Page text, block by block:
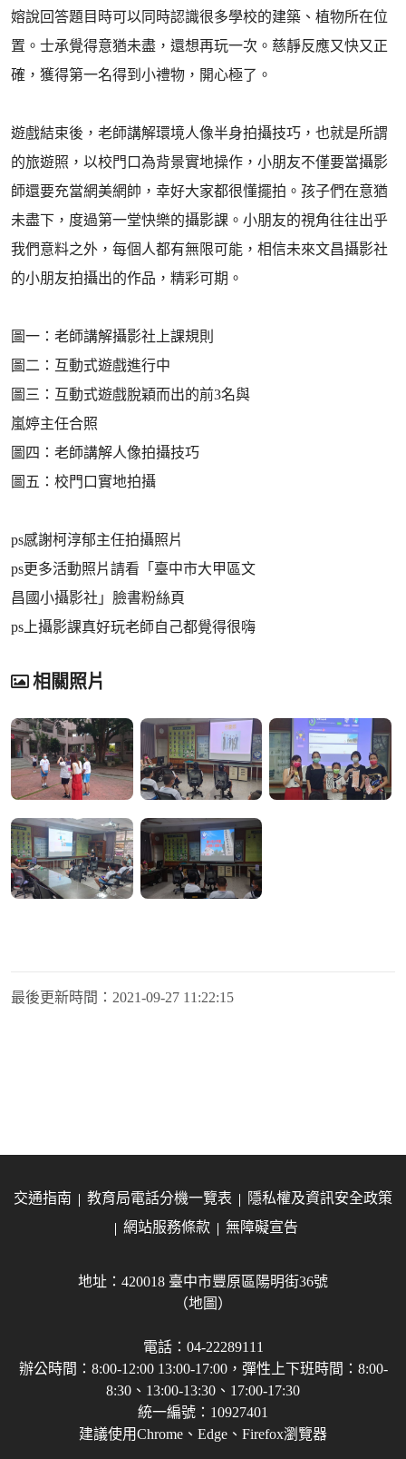
嫆說回答題目時可以同時認識很多學校的建築、植物所在位
置。士承覺得意猶未盡，還想再玩一次。慈靜反應又快又正
確，獲得第一名得到小禮物，開心極了。
遊戲結束後，老師講解環境人像半身拍攝技巧，也就是所謂
的旅遊照，以校門口為背景實地操作，小朋友不僅要當攝影
師還要充當網美網帥，幸好大家都很懂擺拍。孩子們在意猶
未盡下，度過第一堂快樂的攝影課。小朋友的視角往往出乎
我們意料之外，每個人都有無限可能，相信未來文昌攝影社
的小朋友拍攝出的作品，精彩可期。
圖一：老師講解攝影社上課規則
圖二：互動式遊戲進行中
圖三：互動式遊戲脫穎而出的前3名與
嵐婷主任合照
圖四：老師講解人像拍攝技巧
圖五：校門口實地拍攝
ps感謝柯淳郁主任拍攝照片
ps更多活動照片請看「臺中市大甲區文
昌國小攝影社」臉書粉絲頁
ps上攝影課真好玩老師自己都覺得很嗨
相關照片
最後更新時間： 2021-09-27 11:22:15
交通指南 教育局電話分機一覽表
隱私權及資訊安全政策
網站服務條款
無障礙宣告
地址：420018 臺中市豐原區陽明街36號
（地圖）
電話：04-22289111
辦公時間：8:00-12:00 13:00-17:00，彈性上下班時間：8:00-
8:30、13:00-13:30、17:00-17:30
統一編號：10927401
建議使用Chrome、Edge、Firefox瀏覽器